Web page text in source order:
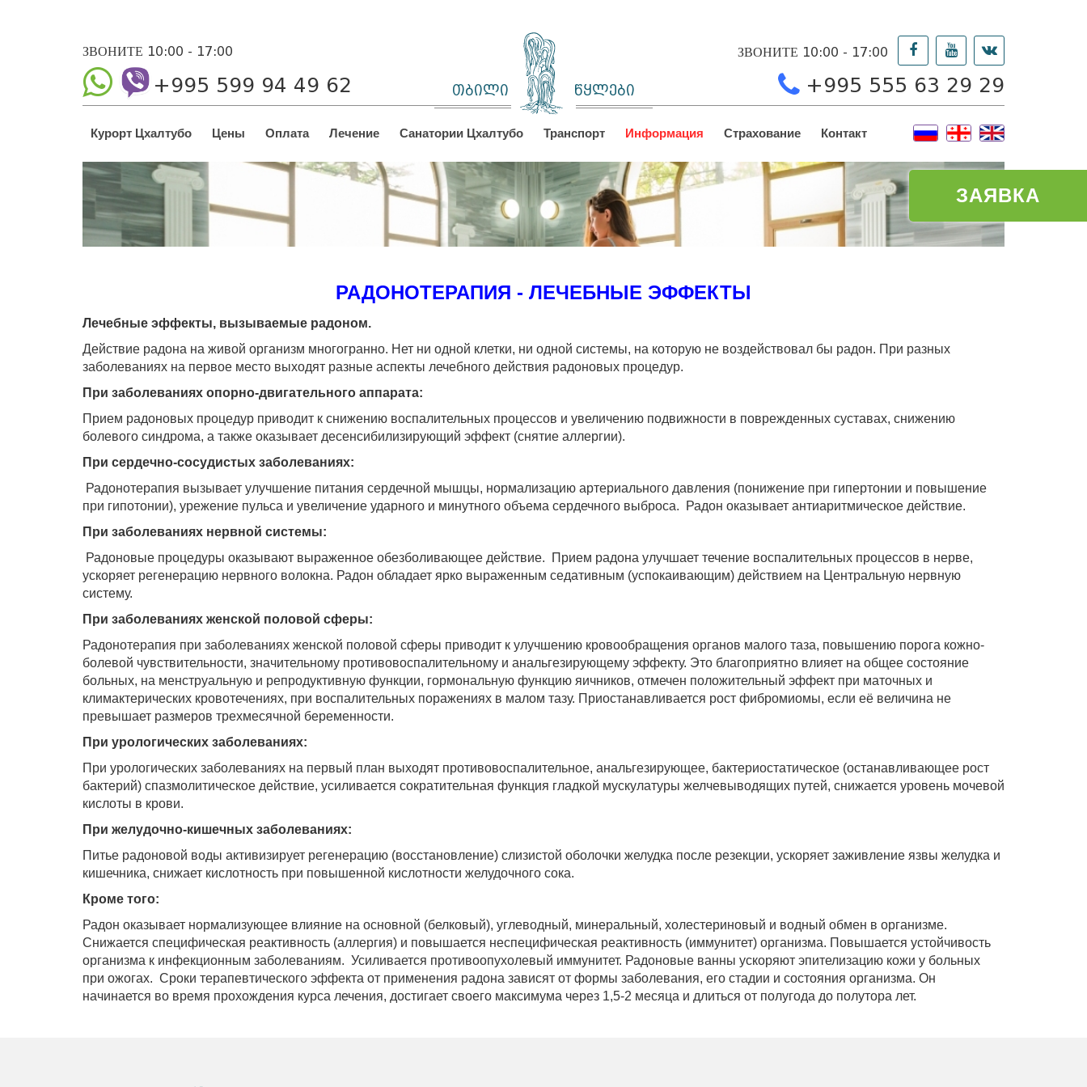
ЗАЯВКА
ЗВОНИТЕ 10:00 - 17:00
+995 599 94 49 62 თბილი წყლები
ЗВОНИТЕ 10:00 - 17:00
+995 555 63 29 29
Курорт Цхалтубо Цены Оплата Лечение Санатории Цхалтубо Транспорт Информация Страхование Контакт
РАДОНОТЕРАПИЯ - ЛЕЧЕБНЫЕ ЭФФЕКТЫ
Лечебные эффекты, вызываемые радоном.
Действие радона на живой организм многогранно. Нет ни одной клетки, ни одной системы, на которую не воздействовал бы радон. При разных
заболеваниях на первое место выходят разные аспекты лечебного действия радоновых процедур.
При заболеваниях опорно-двигательного аппарата:
Прием радоновых процедур приводит к снижению воспалительных процессов и увеличению подвижности в поврежденных суставах, снижению
болевого синдрома, а также оказывает десенсибилизирующий эффект (снятие аллергии).
При сердечно-сосудистых заболеваниях:
Радонотерапия вызывает улучшение питания сердечной мышцы, нормализацию артериального давления (понижение при гипертонии и повышение
при гипотонии), урежение пульса и увеличение ударного и минутного объема сердечного выброса. Радон оказывает антиаритмическое действие.
При заболеваниях нервной системы:
Радоновые процедуры оказывают выраженное обезболивающее действие. Прием радона улучшает течение воспалительных процессов в нерве,
ускоряет регенерацию нервного волокна. Радон обладает ярко выраженным седативным (успокаивающим) действием на Центральную нервную
систему.
При заболеваниях женской половой сферы:
Радонотерапия при заболеваниях женской половой сферы приводит к улучшению кровообращения органов малого таза, повышению порога кожно-
болевой чувствительности, значительному противовоспалительному и анальгезирующему эффекту. Это благоприятно влияет на общее состояние
больных, на менструальную и репродуктивную функции, гормональную функцию яичников, отмечен положительный эффект при маточных и
климактерических кровотечениях, при воспалительных поражениях в малом тазу. Приостанавливается рост фибромиомы, если её величина не
превышает размеров трехмесячной беременности.
При урологических заболеваниях:
При урологических заболеваниях на первый план выходят противовоспалительное, анальгезирующее, бактериостатическое (останавливающее рост
бактерий) спазмолитическое действие, усиливается сократительная функция гладкой мускулатуры желчевыводящих путей, снижается уровень мочевой
кислоты в крови.
При желудочно-кишечных заболеваниях:
Питье радоновой воды активизирует регенерацию (восстановление) слизистой оболочки желудка после резекции, ускоряет заживление язвы желудка и
кишечника, снижает кислотность при повышенной кислотности желудочного сока.
Кроме того:
Радон оказывает нормализующее влияние на основной (белковый), углеводный, минеральный, холестериновый и водный обмен в организме.
Снижается специфическая реактивность (аллергия) и повышается неспецифическая реактивность (иммунитет) организма. Повышается устойчивость
организма к инфекционным заболеваниям. Усиливается противоопухолевый иммунитет. Радоновые ванны ускоряют эпителизацию кожи у больных
при ожогах. Сроки терапевтического эффекта от применения радона зависят от формы заболевания, его стадии и состояния организма. Он
начинается во время прохождения курса лечения, достигает своего максимума через 1,5-2 месяца и длиться от полугода до полутора лет.
Грузия, г. Цхалтубо. kurortresort@gmail.com
+995 555 63 29 29; с 10:00 до 17:00 час.
© 2010 - 2026 Caucasus Travel Centre LTD Все права защищены. Копирование материалов только с